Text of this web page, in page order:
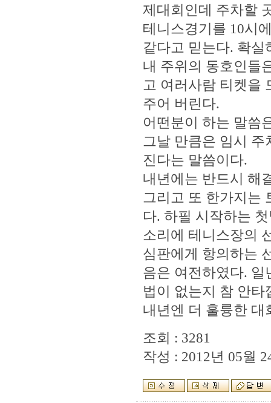
제대회인데 주차할
테니스경기를 10시
같다고 믿는다. 확실
내 주위의 동호인들
고 여러사람 티켓을
주어 버린다.
어떤분이 하는 말씀
그날 만큼은 임시 주
진다는 말씀이다.
내년에는 반드시 해
그리고 또 한가지는
다. 하필 시작하는
소리에 테니스장의
심판에게 항의하는
음은 여전하였다. 일
법이 없는지 참 안타
내년엔 더 훌륭한 대
조회 : 3281
작성 : 2012년 05월